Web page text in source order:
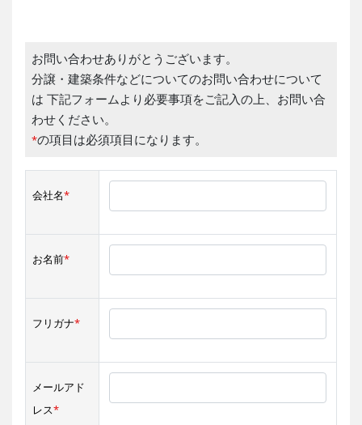
お問い合わせありがとうございます。
分譲・建築条件などについてのお問い合わせについて
は 下記フォームより必要事項をご記入の上、お問い合
わせください。
*の項目は必須項目になります。
会社名*
お名前*
フリガナ*
メールアド
レス*